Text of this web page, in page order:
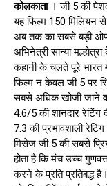
कोलकाता। जी 5 की
यह फिल्म 150 मिलियन
अब तक का सबसे बड़ी
अभिनेत्री सान्या
कहानी के चलते पूरे भारत
फिल्म न केवल जी 5 पर
सबसे अधिक खोजी जाने
4.6/5 की शानदार रेटिंग
7.3 की प्रभावशाली
मिसेज जी 5 की सबसे
होता है कि मंच उच्च
करने के प्रति प्रतिबद्ध